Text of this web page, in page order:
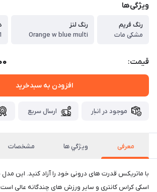
ویژگی‌ها
رنگ فريم
مشکی مات
رنگ لنز
Orange w blue multi
قیمت:
افزودن به سبدخرید
موجود در انبار ارسال سریع
معرفی ويژگي ها مشخصات
با ماتریکس قدرت های درونی خود را آزاد کنید. این
اسکی کراس کانتری و سایر ورزش های چندگانه عالی